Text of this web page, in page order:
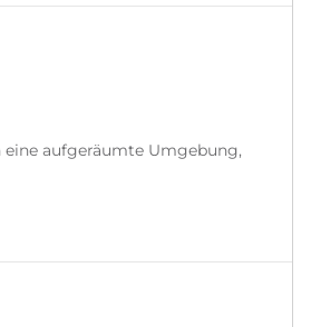
aufgeräumte Umgebung,